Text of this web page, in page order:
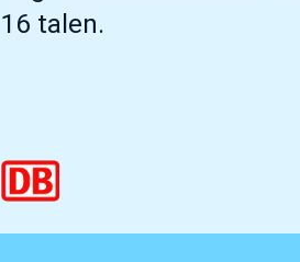
16 talen.